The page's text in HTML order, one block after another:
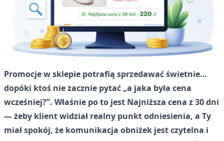
Promocje w sklepie potrafią sprzedawać świetnie…
dopóki ktoś nie zacznie pytać „a jaka była cena
wcześniej?”. Właśnie po to jest Najniższa cena z 30 dni
— żeby klient widział realny punkt odniesienia, a Ty
miał spokój, że komunikacja obniżek jest czytelna i